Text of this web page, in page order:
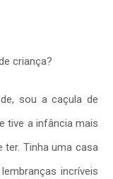
criança?
sou a caçula de
tive a infância mais
ter. Tinha uma casa
incríveis